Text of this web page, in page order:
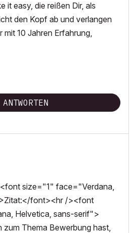
it easy, die reißen Dir, als
den Kopf ab und verlangen
10 Jahren Erfahrung,
ANTWORTEN
size="1" face="Verdana,
font><hr /><font
Helvetica, sans-serif">
zum Thema Bewerbung hast,